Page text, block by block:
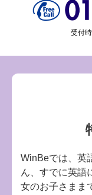
受付
WinBeでは、英
ん、すでに英語
女のお子さまま